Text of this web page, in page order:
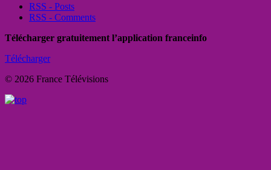
RSS - Posts
RSS - Comments
Télécharger gratuitement l’application franceinfo
Télécharger
© 2026 France Télévisions